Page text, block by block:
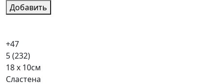
Добавить
+47
5(232)
18 x 10см
Сластена